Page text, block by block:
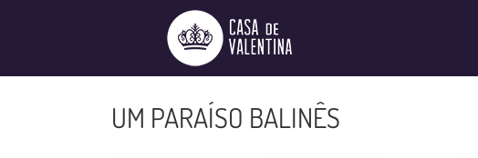
UM PARAÍSO BALINÊS